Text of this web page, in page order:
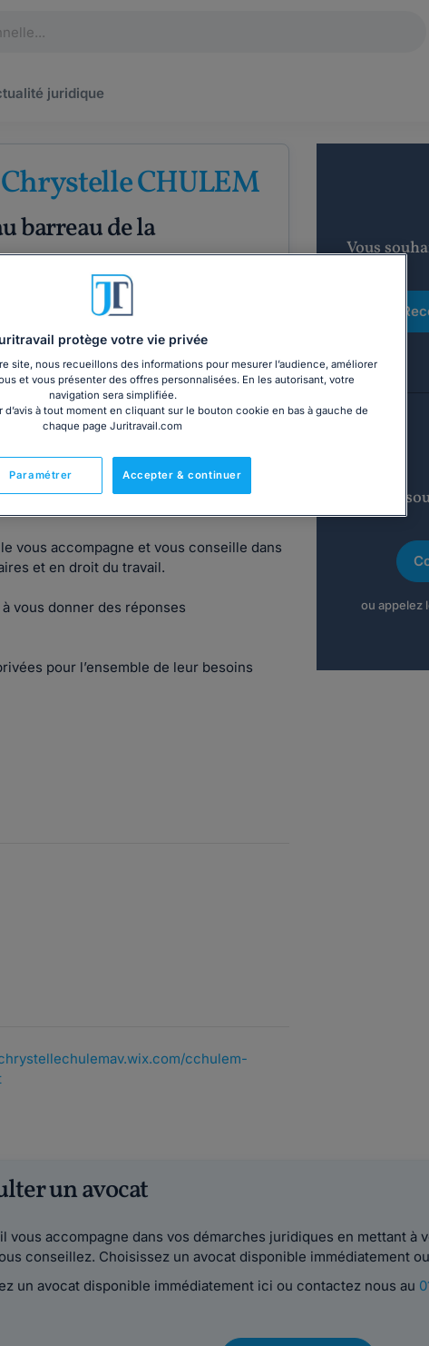
juridique
CHULEM
barreau de la
COORDONNÉES
& Saint Barthélémy.
vous accompagne et vous conseille dans
et en droit du travail.
vous donner des réponses
pour l’ensemble de leur besoins
cchulem-
Vous
Vous
ou appelez
un avocat
vous accompagne dans vos démarches juridiques en mettant à
conseillez. Choisissez un avocat disponible immédiatement
un avocat disponible immédiatement ici ou contactez nous au
protège votre vie privée
site, nous recueillons des informations pour mesurer l’audience, améliorer
et vous présenter des offres personnalisées. En les autorisant, votre
navigation sera simplifiée.
à tout moment en cliquant sur le bouton cookie en bas à gauche de
chaque page Juritravail.com
Accepter & continuer
Paramétrer